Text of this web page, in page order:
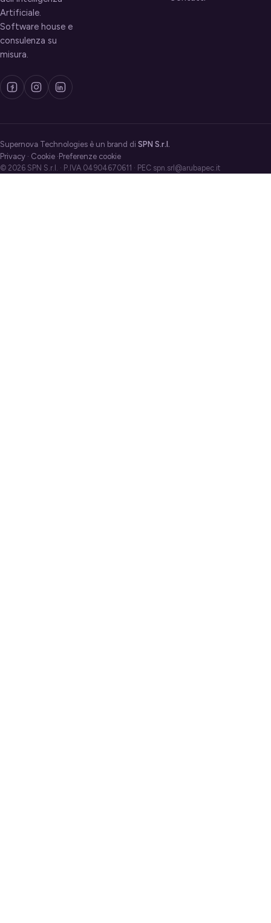
Artificiale.
Software house e
consulenza su
misura.
Supernova Technologies è un brand di SPN S.r.l.
Privacy · Cookie · Preferenze cookie
© 2026 SPN S.r.l. · P.IVA 04904670611 · PEC spn.srl@arubapec.it